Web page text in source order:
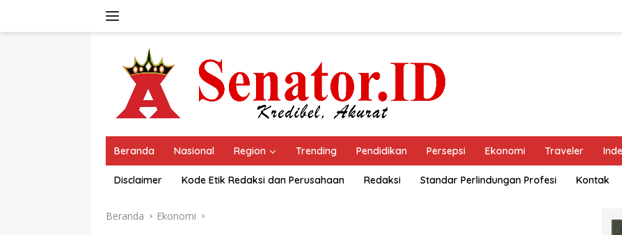
Beranda Nasional Region Trending Pendidikan Persepsi Ekonomi Traveler
Disclaimer Kode Etik Redaksi dan Perusahaan Redaksi Standar Perlindungan Profesi Kontak
Beranda Ekonomi